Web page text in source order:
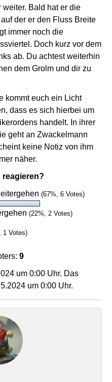
weiter. Bald hat er die
der er den Fluss Breite
immer noch die
Doch kurz vor dem
ab. Du achtest weiterhin
dem Grolm und dir zu
kommt euch ein Licht
dass es sich hierbei um
handelt. In ihrer
geht an Zwackelmann
keine Notiz von ihm
näher.
reagieren?
(67%, 6 Votes)
(22%, 2 Votes)
1 Votes)
9
um 0:00 Uhr. Das
um 0:00 Uhr.